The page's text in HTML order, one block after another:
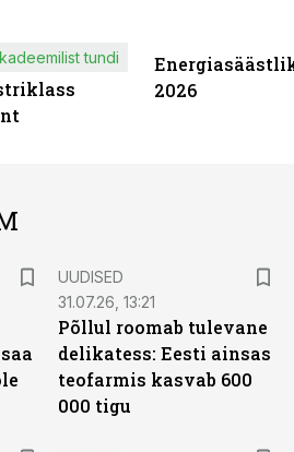
tundi
2026
UUDISED
31.07.26, 13:21
Põllul roomab tulevane
delikatess: Eesti ainsas
teofarmis kasvab 600
000 tigu